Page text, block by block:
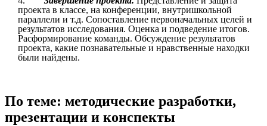
проекта в классе, на конференции, внутришкольной
параллели и т.д. Сопоставление первоначальных целей и
результатов исследования. Оценка и подведение итогов.
Расформирование команды. Обсуждение результатов
проекта, какие познавательные и нравственные находки
были найдены.
По теме: методические разработки,
презентации и конспекты